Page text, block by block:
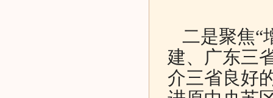
二是聚焦“
建、广东三
介三省良好